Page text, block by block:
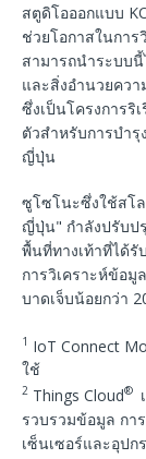
สตูดิโอออกแบบ
ช่วยโอกาสในกา
สามารถนำระบบ
และสิ่งอำนวยควา
ซึ่งเป็นโครงการ
ตัวสำหรับการบำ
ญี่ปุ่น
ซูโซโนะซึ่งใช้สโ
ญี่ปุ่น" กำลังปรับป
พื้นที่ทางเท้าที่ได้รั
การวิเคราะห์ข้อมู
บาดเจ็บน้อยกว่า
1 IoT Connect
ใช้
2 Things Cloud®
รวบรวมข้อมูล กา
เซ็นเซอร์และอุป